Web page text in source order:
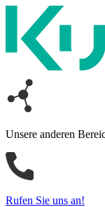
Unsere anderen
Rufen Sie uns an!